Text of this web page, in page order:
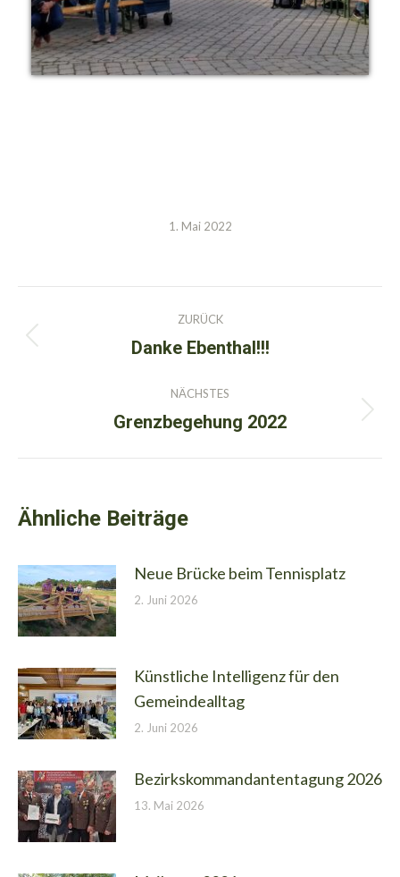
1. Mai 2022
Kommentarnavigation
ZURÜCK
Vorheriger
Danke Ebenthal!!!
NÄCHSTES
Nächster
Grenzbegehung 2022
Ähnliche Beiträge
Neue Brücke beim Tennisplatz
2. Juni 2026
Künstliche Intelligenz für den
Gemeindealltag
2. Juni 2026
Bezirkskommandantentagung 2026
13. Mai 2026